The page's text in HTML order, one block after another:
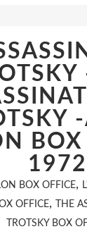
1972
BOX OFFICE,
OFFICE,
THE
TROTSKY BOX